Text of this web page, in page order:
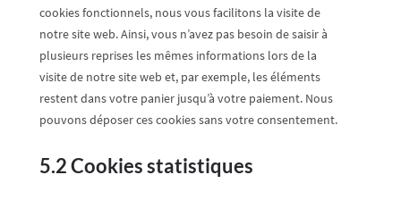
cookies fonctionnels, nous vous facilitons la visite de
notre site web. Ainsi, vous n’avez pas besoin de saisir à
plusieurs reprises les mêmes informations lors de la
visite de notre site web et, par exemple, les éléments
restent dans votre panier jusqu’à votre paiement. Nous
pouvons déposer ces cookies sans votre consentement.
5.2 Cookies statistiques